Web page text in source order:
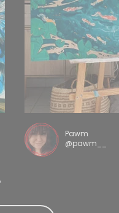
Pawm
@pawm__